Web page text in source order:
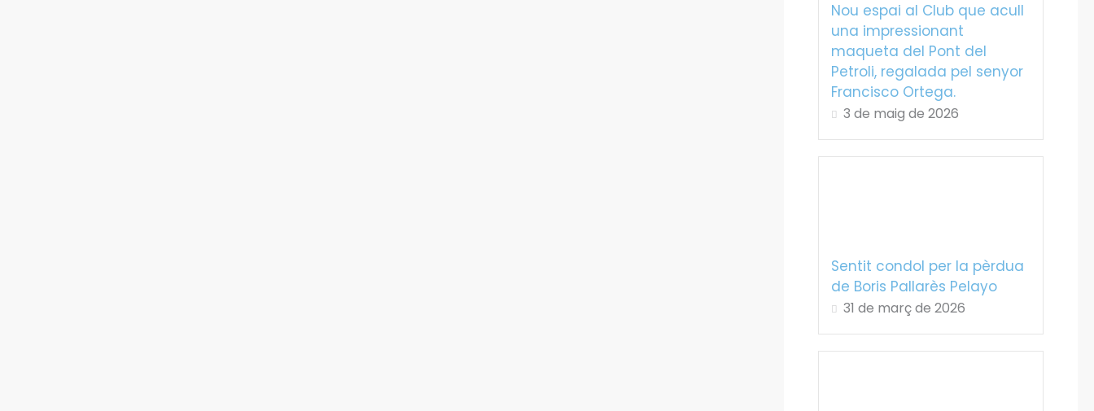
Nou espai al Club que acull
una impressionant
maqueta del Pont del
Petroli, regalada pel senyor
Francisco Ortega.
3 de maig de 2026
Sentit condol per la pèrdua
de Boris Pallarès Pelayo
31 de març de 2026